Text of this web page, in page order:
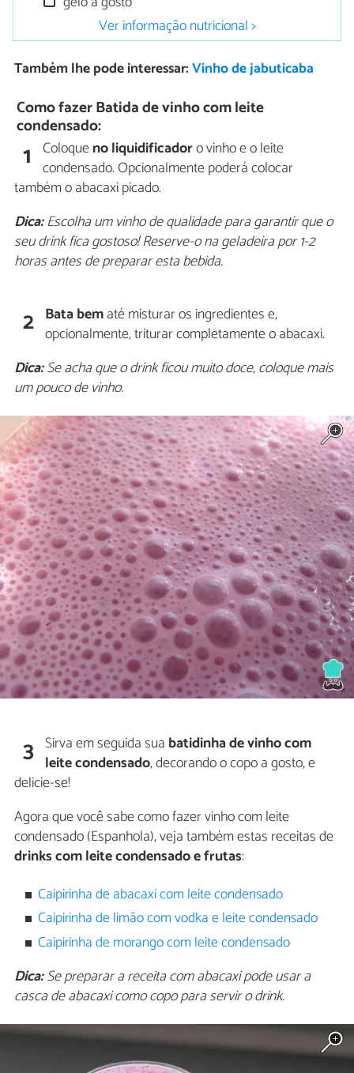
Ver informação nutricional >
Também lhe pode interessar:Vinho de jabuticaba
Como fazer Batida de vinho com leite
condensado:
1 Coloqueno liquidificadoro vinho e o leite
condensado. Opcionalmente poderá colocar
também o abacaxi picado.
Dica:Escolha um vinho de qualidade para garantir que o
seu drink fica gostoso! Reserve-o na geladeira por 1-2
horas antes de preparar esta bebida.
2 Bata bematé misturar os ingredientes e,
opcionalmente, triturar completamente o abacaxi.
Dica:Se acha que o drink ficou muito doce, coloque mais
um pouco de vinho.
3 Sirva em seguida sua batidinha de vinho com
leite condensado, decorando o copo a gosto, e
delicie-se!
Agora que você sabe como fazer vinho com leite
condensado (Espanhola), veja também estas receitas de
drinks com leite condensado e frutas:
Caipirinha de abacaxi com leite condensado
Caipirinha de limão com vodka e leite condensado
Caipirinha de morango com leite condensado
Dica:Se preparar a receita com abacaxi pode usar a
casca de abacaxi como copo para servir o drink.